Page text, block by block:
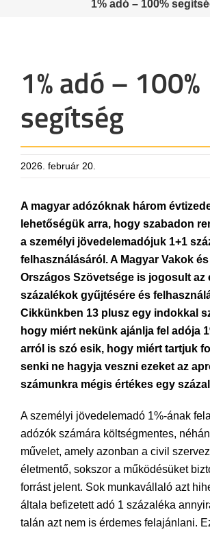
1% adó – 100%
1% adó – 100%
segítség
2026. február 20.
A magyar adózóknak három
lehetőségük arra, hogy szabadon
a személyi jövedelemadójuk 1+1
felhasználásáról. A Magyar Vakok
Országos Szövetsége is jogosult az
százalékok gyűjtésére és
Cikkünkben 13 plusz egy indokkal
hogy miért nekünk ajánlja fel adója
arról is szó esik, hogy miért tartjuk
senki ne hagyja veszni ezeket az
számunkra mégis értékes egy
A személyi jövedelemadó 1%-ának
adózók számára költségmentes,
művelet, amely azonban a civil
életmentő, sokszor a működésüket
forrást jelent. Sok munkavállaló azt
általa befizetett adó 1 százaléka
talán azt nem is érdemes felajánlani.